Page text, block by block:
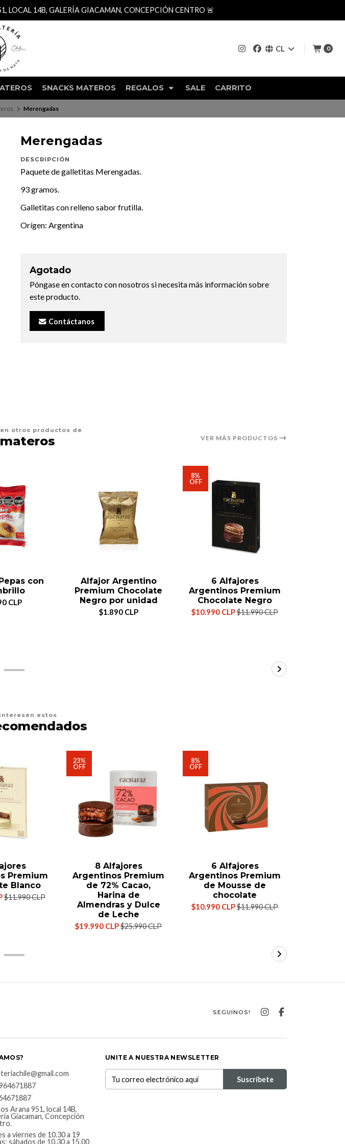
CL 0
SNACKS MATEROS REGALOS SALE CARRITO
LOCAL 14B, GALERÍA GIACAMAN, CONCEPCIÓN CENTRO 🚨
Merengadas
Merengadas
DESCRIPCIÓN
Paquete de galletitas Merengadas.
93 gramos.
Galletitas con relleno sabor frutilla.
Orígen: Argentina
Agotado
Póngase en contacto con nosotros si necesita más información sobre
este producto.
Contáctanos
otros productos de
VER MÁS PRODUCTOS
con
CLP
Alfajor Argentino
Premium Chocolate
Negro por unidad
$1.890 CLP
8%
OFF
6 Alfajores
Argentinos Premium
Chocolate Negro
$10.990 CLP$11.990 CLP
estos
Premium
Blanco
$11.990 CLP
23%
OFF
8 Alfajores
Argentinos Premium
de 72% Cacao,
Harina de
Almendras y Dulce
de Leche
$19.990 CLP$25.990 CLP
8%
OFF
6 Alfajores
Argentinos Premium
de Mousse de
chocolate
$10.990 CLP$11.990 CLP
SEGUINOS!
Arana 951, local 14B,
Giacaman, Concepción
a viernes de 10.30 a 19
sábados de 10.30 a 15.00
UNITE A NUESTRA NEWSLETTER